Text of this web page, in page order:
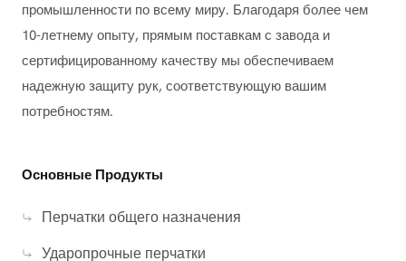
В отличие от стандартных рабочих перчаток,
ударопрочные перчатки обеспечивают повышенную
защиту, сохраняя при этом ловкость и хват, что
делает их идеальными для отраслей, где травмы рук
являются частым риском.
Ударопрочных Перчаток
Ударопрочные перчатки незаменимы в отраслях, где
работники сталкиваются с такими опасностями, как
промышленности по всему миру. Благодаря более чем
10-летнему опыту, прямым поставкам с завода и
сертифицированному качеству мы обеспечиваем
надежную защиту рук, соответствующую вашим
потребностям.
Основные Продукты
Перчатки общего назначения
Ударопрочные перчатки